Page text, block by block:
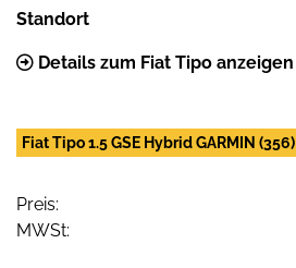
Standort
Details zum Fiat Tipo anzeigen
Fiat Tipo 1.5 GSE Hybrid GARMIN (356)
Preis:
MWSt: